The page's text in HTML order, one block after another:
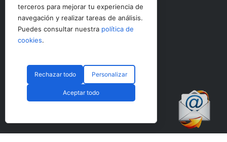
Contacto
© CopyRight 2023 RRHHDigital
terceros para mejorar tu experiencia de
navegación y realizar tareas de análisis.
Puedes consultar nuestra política de
cookies.
Rechazar todo Personalizar
Aceptar todo